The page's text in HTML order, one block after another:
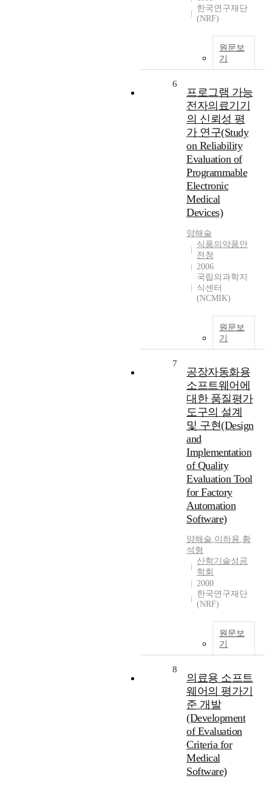
한국연구재단
(NRF)
원문보
기
6
프로그램 가능
전자의료기기
의 신뢰성 평
가 연구(Study
on Reliability
Evaluation of
Programmable
Electronic
Medical
Devices)
양해술
식품의약품안
전청
2006
국립의과학지
식센터
(NCMIK)
원문보
기
7
공장자동화용
소프트웨어에
대한 품질평가
도구의 설계
및 구현(Design
and
Implementation
of Quality
Evaluation Tool
for Factory
Automation
Software)
양해술,이하용,황
석형
산학기술성공
학회
2000
한국연구재단
(NRF)
원문보
기
8
의료용 소프트
웨어의 평가기
준 개발
(Development
of Evaluation
Criteria for
Medical
Software)